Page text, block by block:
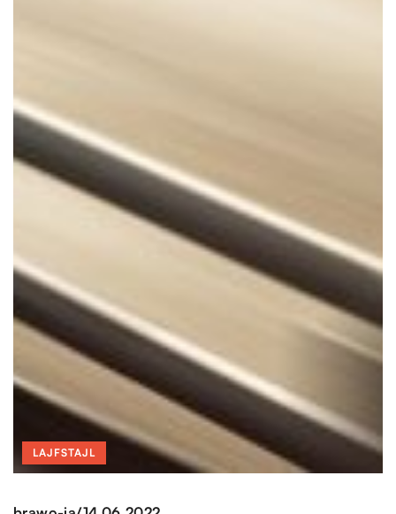
LAJFSTAJL